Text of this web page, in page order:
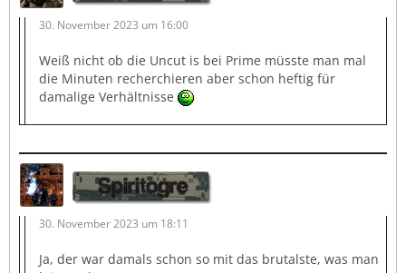
30. November 2023 um 16:00
Weiß nicht ob die Uncut is bei Prime müsste man mal
die Minuten recherchieren aber schon heftig für
damalige Verhältnisse
Spiritogre
30. November 2023 um 18:11
Ja, der war damals schon so mit das brutalste, was man